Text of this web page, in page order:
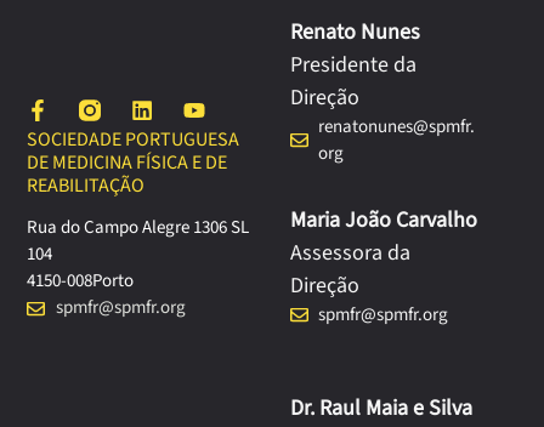
SOCIEDADE PORTUGUESA
DE MEDICINA FÍSICA E DE
REABILITAÇÃO
Rua do Campo Alegre 1306 SL
104
4150-008Porto
spmfr@spmfr.org
Renato Nunes
Presidente da
Direção
renatonunes@spmfr.
org
Maria João Carvalho
Assessora da
Direção
spmfr@spmfr.org
Dr. Raul Maia e Silva